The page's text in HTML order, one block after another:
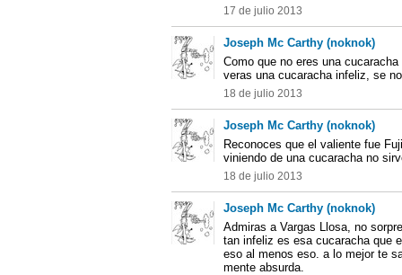
17 de julio 2013
Joseph Mc Carthy (noknok)
Como que no eres una
veras una cucaracha infeliz, se
18 de julio 2013
Joseph Mc Carthy (noknok)
Reconoces que el valiente fue
viniendo de una cucaracha no
18 de julio 2013
Joseph Mc Carthy (noknok)
Admiras a Vargas Llosa, no
tan infeliz es esa cucaracha que
eso al menos eso. a lo mejor te
mente absurda.